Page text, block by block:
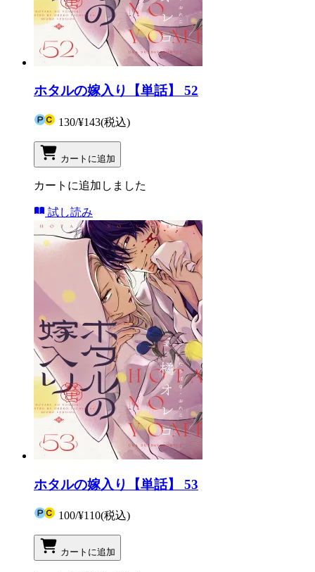
ホタルの嫁入り【単話】 52
130/¥143(税込)
カートに追加
カートに追加しました
試し読み
ホタルの嫁入り【単話】 53
100/¥110(税込)
カートに追加